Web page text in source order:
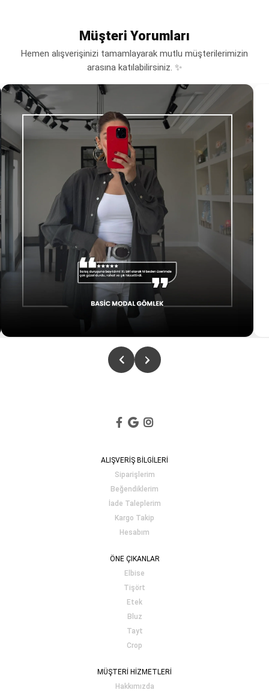
Müşteri Yorumları
Hemen alışverişinizi tamamlayarak mutlu müşterilerimizin
arasına katılabilirsiniz. ✨
ALIŞVERİŞ BİLGİLERİ
Siparişlerim
Beğendiklerim
İade Taleplerim
Kargo Takip
Hesabım
ÖNE ÇIKANLAR
Elbise
Tişört
Etek
Bluz
Tayt
Crop
MÜŞTERİ HİZMETLERİ
Hakkımızda